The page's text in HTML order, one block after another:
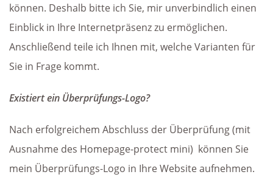
können. Deshalb bitte ich Sie, mir unverbindlich einen
Einblick in Ihre Internetpräsenz zu ermöglichen.
Anschließend teile ich Ihnen mit, welche Varianten für
Sie in Frage kommt.
Existiert ein Überprüfungs-Logo?
Nach erfolgreichem Abschluss der Überprüfung (mit
Ausnahme des Homepage-protect mini) können Sie
mein Überprüfungs-Logo in Ihre Website aufnehmen.